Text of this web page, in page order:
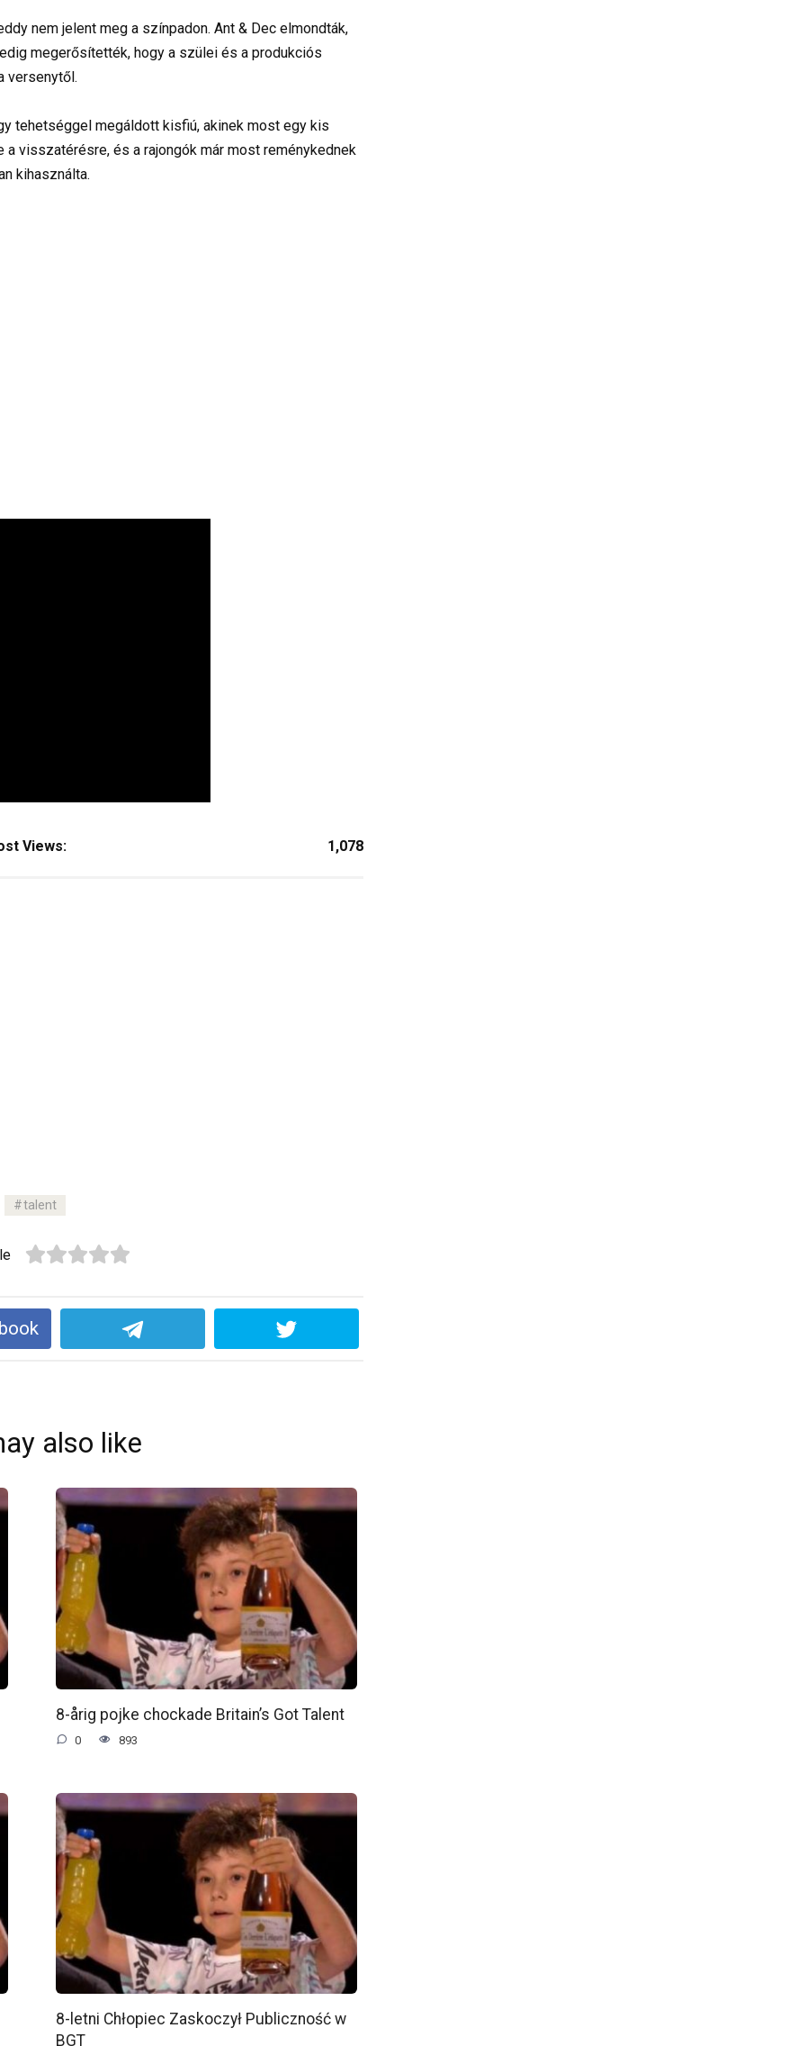
nem jelent meg a színpadon. Ant & Dec elmondták,
megerősítették, hogy a szülei és a produkciós
versenytől.
tehetséggel megáldott kisfiú, akinek most egy kis
visszatérésre, és a rajongók már most reménykednek
kihasználta.
Views: 1,078
talent
also like
8-årig pojke chockade Britain’s Got Talent
0 893
8-letni Chłopiec Zaskoczył Publiczność w
BGT